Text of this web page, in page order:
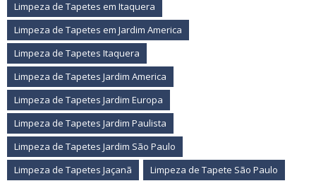
Limpeza de Tapetes em Itaquera
Limpeza de Tapetes em Jardim America
Limpeza de Tapetes Itaquera
Limpeza de Tapetes Jardim America
Limpeza de Tapetes Jardim Europa
Limpeza de Tapetes Jardim Paulista
Limpeza de Tapetes Jardim São Paulo
Limpeza de Tapetes Jaçanã
Limpeza de Tapete São Paulo